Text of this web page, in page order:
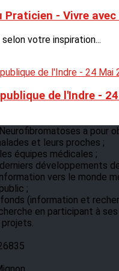
Praticien - Vivre avec
votre inspiration...
de l'Indre -
a pour
et leurs proches ;
équipes médicales ;
développements
vers le monde
;
(information et
en participant à